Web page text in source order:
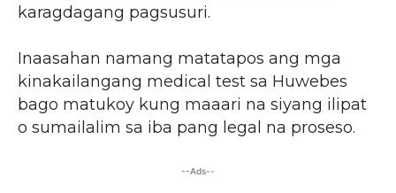
karagdagang pagsusuri.
Inaasahan namang matatapos ang mga
kinakailangang medical test sa Huwebes
bago matukoy kung maaari na siyang ilipat
o sumailalim sa iba pang legal na proseso.
--Ads--